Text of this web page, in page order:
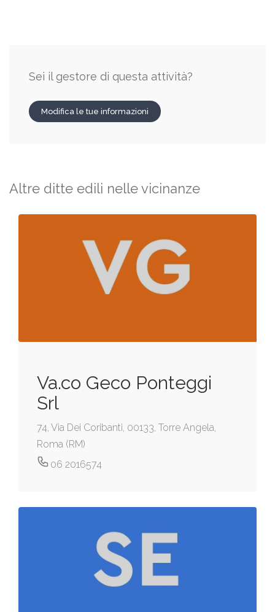
Sei il gestore di questa attività?
Modifica le tue informazioni
Altre ditte edili nelle vicinanze
Va.co Geco Ponteggi
Srl
74, Via Dei Coribanti, 00133, Torre Angela,
Roma (RM)
06 2016574